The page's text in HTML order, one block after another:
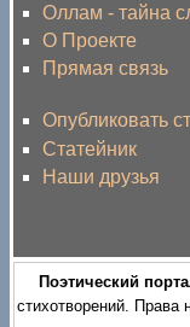
Оллам - тайна
О Проекте
Прямая связь
Опубликовать
Статейник
Наши друзья
Поэтический
стихотворений. Права